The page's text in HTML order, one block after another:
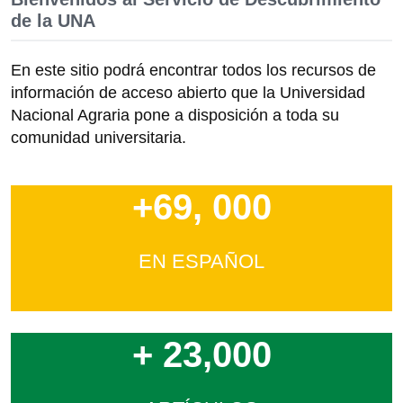
de la UNA
En este sitio podrá encontrar todos los recursos de
información de acceso abierto que la Universidad
Nacional Agraria pone a disposición a toda su
comunidad universitaria.
+69, 000
EN ESPAÑOL
+ 23,000